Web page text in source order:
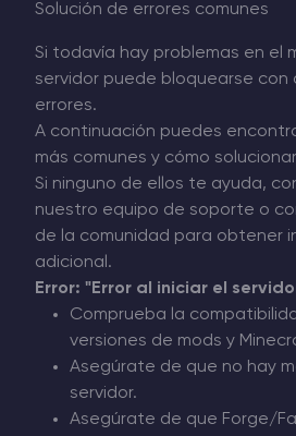
Solución de errores comunes
Si todavía hay problemas en el
servidor puede bloquearse con
errores.
A continuación puedes
más comunes y cómo
Si ninguno de ellos te ayuda,
nuestro equipo de soporte o
de la comunidad para obtener
adicional.
Error: "Error al iniciar el
Comprueba la
versiones de mods y
Asegúrate de que no hay
servidor.
Asegúrate de que Forge/